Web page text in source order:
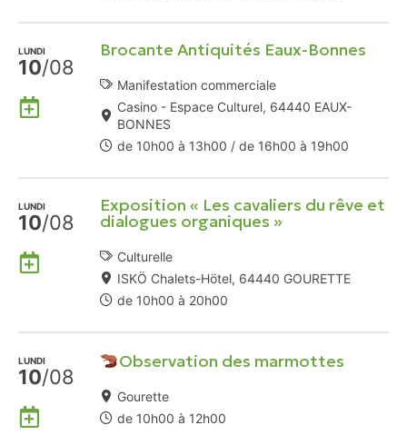
Agenda
Google
LUNDI
10/08
Brocante Antiquités Eaux-Bonnes
Manifestation commerciale
Casino - Espace Culturel, 64440 EAUX-
BONNES
de 10h00 à 13h00 / de 16h00 à 19h00
Ajouter
Agenda
Google
LUNDI
10/08
Exposition « Les cavaliers du rêve et
dialogues organiques »
Culturelle
ISKÖ Chalets-Hötel, 64440 GOURETTE
de 10h00 à 20h00
Ajouter
Agenda
Google
LUNDI
10/08
Observation des marmottes
Gourette
de 10h00 à 12h00
Ajouter